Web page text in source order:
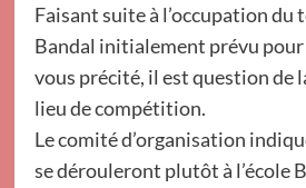
Faisant suite à l’occupation du
Bandal initialement prévu
vous précité, il est question de
lieu de compétition.
Le comité d’organisation
se dérouleront plutôt à l’école